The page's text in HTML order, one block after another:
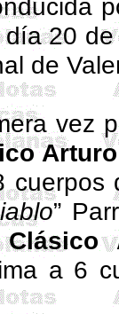
20
de
vez
cuerpos
”
Clásico
a 6